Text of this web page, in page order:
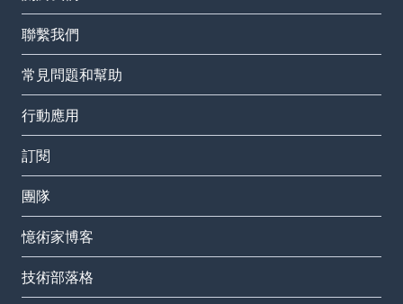
聯繫我們
常見問題和幫助
行動應用
訂閱
團隊
憶術家博客
技術部落格